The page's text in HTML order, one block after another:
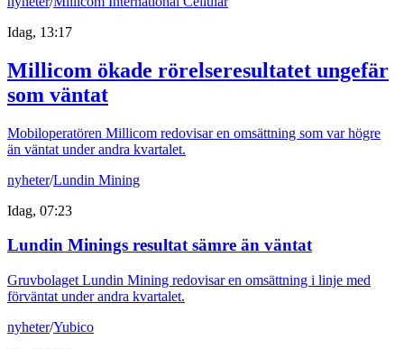
Idag, 13:17
Millicom ökade rörelseresultatet ungefär
som väntat
Mobiloperatören Millicom redovisar en omsättning som var högre
än väntat under andra kvartalet.
nyheter/Lundin Mining
Idag, 07:23
Lundin Minings resultat sämre än väntat
Gruvbolaget Lundin Mining redovisar en omsättning i linje med
förväntat under andra kvartalet.
nyheter/Yubico